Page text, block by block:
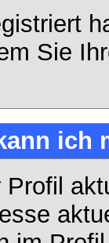
Sie
ich